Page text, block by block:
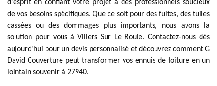
d'esprit en confiant votre projet à des professionnels soucieux
de vos besoins spécifiques. Que ce soit pour des fuites, des tuiles
cassées ou des dommages plus importants, nous avons la
solution pour vous à Villers Sur Le Roule. Contactez-nous dès
aujourd'hui pour un devis personnalisé et découvrez comment G
David Couverture peut transformer vos ennuis de toiture en un
lointain souvenir à 27940.